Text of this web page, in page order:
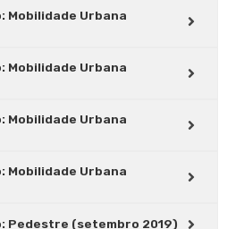
Mobilidade Urbana
Mobilidade Urbana
Mobilidade Urbana
Mobilidade Urbana
Pedestre (setembro 2019)